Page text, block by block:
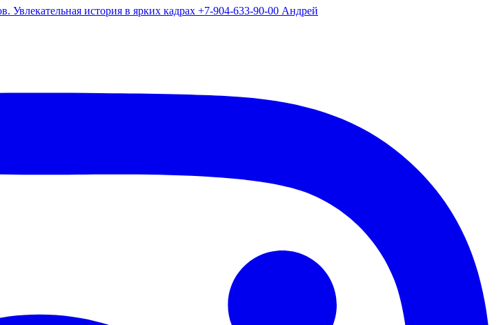
история в ярких кадрах +7-904-633-90-00 Андрей